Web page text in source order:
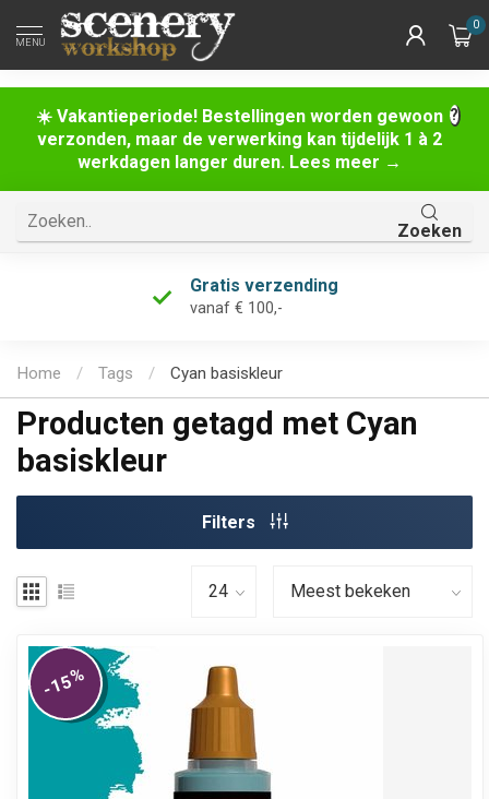
☀️ Vakantieperiode! Bestellingen worden gewoon
verzonden, maar de verwerking kan tijdelijk 1 à 2
werkdagen langer duren. Lees meer →
MENU
0
Zoeken
Gratis verzending
vanaf € 100,-
Home / Tags / Cyan basiskleur
Producten getagd met Cyan
basiskleur
Filters
-15%